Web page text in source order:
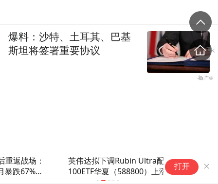
英伟达拟下调Rubin Ultra配置！科创
100ETF华夏（588800）上涨2.47%，南
打开
爆料：沙特、土耳其、巴基
斯坦将签署重要协议